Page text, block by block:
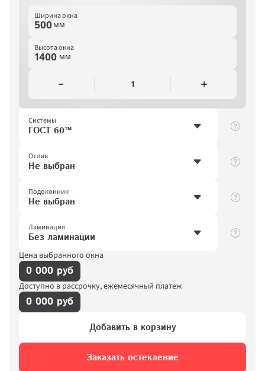
Ширина окна
мм
Высота окна
мм
1
Системы
ГОСТ 60™
Отлив
Не выбран
Подоконник
Не выбран
Ламинация
Без ламинации
Цена выбранного окна
0 000 руб
Доступно в рассрочку, ежемесячный платеж
0 000 руб
Добавить в корзину
Заказать остекление